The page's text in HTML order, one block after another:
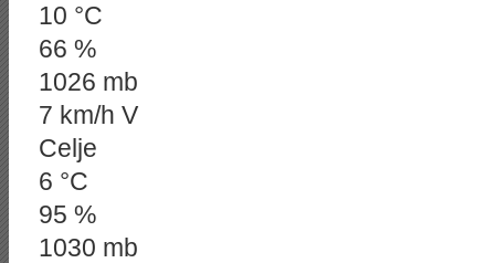
10 °C
66 %
1026 mb
7 km/h V
Celje
6 °C
95 %
1030 mb